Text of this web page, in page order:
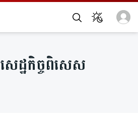
សេដ្ឋកិច្ចពិសេស